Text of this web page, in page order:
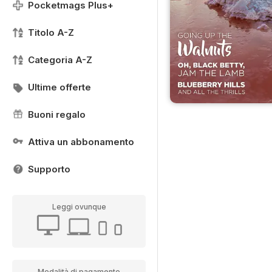
Pocketmags Plus+
Titolo A-Z
Categoria A-Z
Ultime offerte
Buoni regalo
Attiva un abbonamento
Supporto
Leggi ovunque